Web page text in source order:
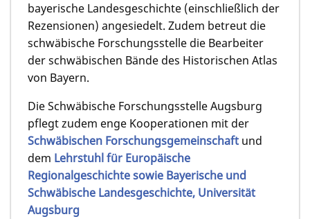
bayerische Landesgeschichte (einschließlich der
Rezensionen) angesiedelt. Zudem betreut die
schwäbische Forschungsstelle die Bearbeiter
der schwäbischen Bände des Historischen Atlas
von Bayern.
Die Schwäbische Forschungsstelle Augsburg
pflegt zudem enge Kooperationen mit der
Schwäbischen Forschungsgemeinschaft und
dem Lehrstuhl für Europäische
Regionalgeschichte sowie Bayerische und
Schwäbische Landesgeschichte, Universität
Augsburg